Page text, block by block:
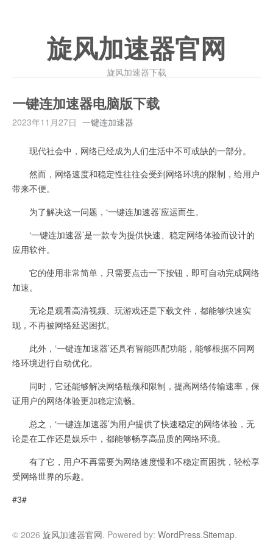
旋风加速器官网
旋风加速器下载
一键连加速器电脑版下载
2023年11月27日 一键连加速器
现代社会中，网络已经成为人们生活中不可或缺的一部分。
然而，网络速度和稳定性往往会受到网络环境的限制，给用户
带来不便。
为了解决这一问题，‘一键连加速器’应运而生。
‘一键连加速器’是一款专为提供快速、稳定网络体验而设计的
应用软件。
它的使用非常简单，只需要点击一下按钮，即可自动完成网络
加速。
无论是观看高清视频、玩游戏还是下载文件，都能够快速实
现，不再被网络延迟困扰。
此外，‘一键连加速器’还具有智能匹配功能，能够根据不同网
络环境进行自动优化。
同时，它还能够解决网络瓶颈和限制，提高网络传输速率，保
证用户的网络体验更加稳定流畅。
总之，‘一键连加速器’为用户提供了快速稳定的网络体验，无
论是在工作还是娱乐中，都能够畅享高品质的网络环境。
有了它，用户不再需要为网络速度慢和不稳定而困扰，轻松享
受网络世界的乐趣。
#3#
© 2026 旋风加速器官网. Powered by: WordPress.Sitemap.